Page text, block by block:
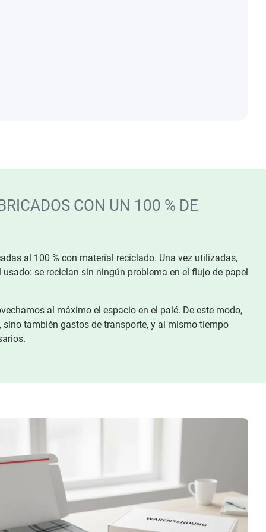
CON UN 100 % DE
al 100 % con material reciclado. Una vez utilizadas,
se reciclan sin ningún problema en el flujo de papel
al máximo el espacio en el palé. De este modo,
también gastos de transporte, y al mismo tiempo